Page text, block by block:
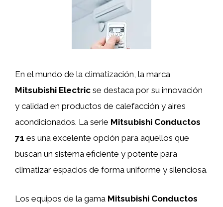
En el mundo de la climatización, la marca
Mitsubishi Electric se destaca por su innovación
y calidad en productos de calefacción y aires
acondicionados. La serie Mitsubishi Conductos
71 es una excelente opción para aquellos que
buscan un sistema eficiente y potente para
climatizar espacios de forma uniforme y silenciosa.
Los equipos de la gama Mitsubishi Conductos